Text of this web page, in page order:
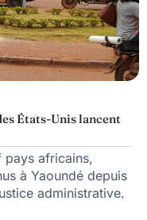
États-Unis lancent
pays africains,
à Yaoundé depuis
administrative.